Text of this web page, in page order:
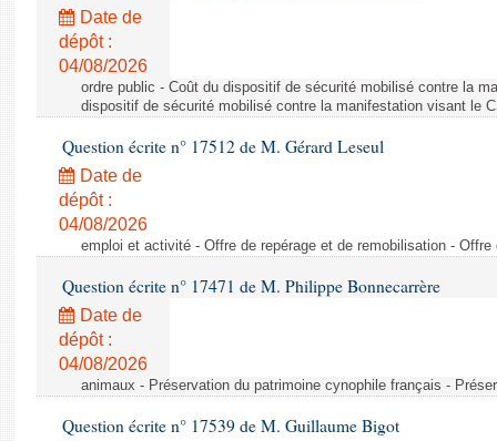
Date de
dépôt :
04/08/2026
ordre public - Coût du dispositif de sécurité mobilisé contre la
dispositif de sécurité mobilisé contre la manifestation visant le
Question écrite n° 17512 de M. Gérard Leseul
Date de
dépôt :
04/08/2026
emploi et activité - Offre de repérage et de remobilisation -
Question écrite n° 17471 de M. Philippe Bonnecarrère
Date de
dépôt :
04/08/2026
animaux - Préservation du patrimoine cynophile français -
Question écrite n° 17539 de M. Guillaume Bigot